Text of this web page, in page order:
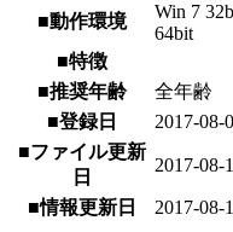
■動作環境
Win 7
64bit
■特徴
■推奨年齢
全年齢
■登録日
2017-08-
■ファイル更新
日
2017-08-
■情報更新日 2017-08-